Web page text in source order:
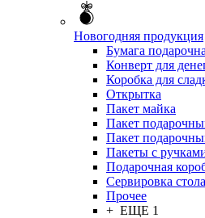
Новогодняя продукция
Бумага
Конверт для
Коробка для
Открытка
Пакет майка
Пакет
Пакет
Пакеты с
Подарочная
Сервировка стола
Прочее
+ ЕЩЕ 1